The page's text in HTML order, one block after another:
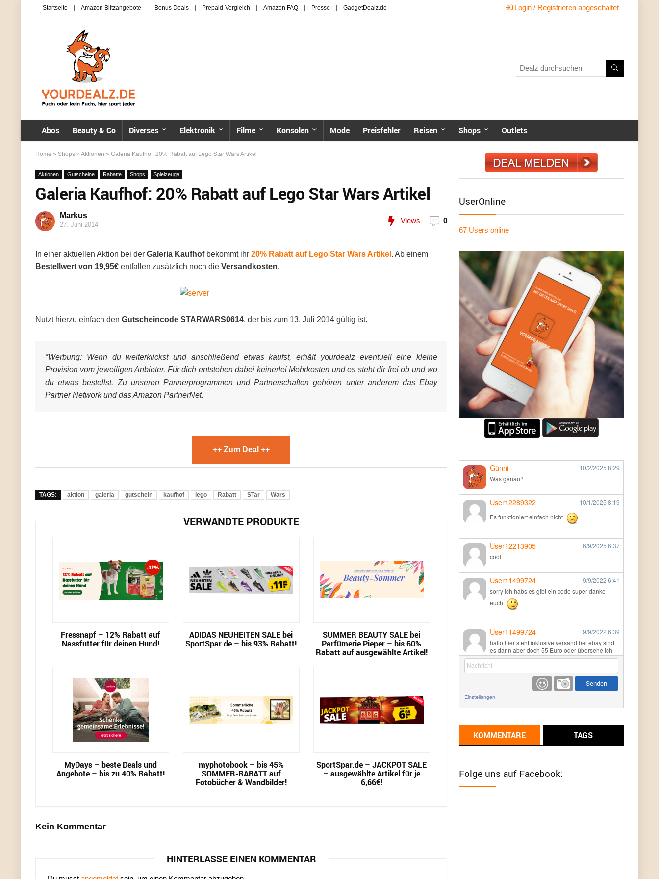
Startseite Amazon Blitzangebote Bonus Deals Prepaid-Vergleich Amazon FAQ Presse GadgetDealz.de Login / Registrieren abgeschaltet
Abos Beauty & Co Diverses Elektronik Filme Konsolen Mode Preisfehler Reisen Shops Outlets
Home » Shops » Aktionen » Galeria Kaufhof: 20% Rabatt auf Lego Star Wars Artikel
Aktionen Gutscheine Rabatte Shops Spielzeuge
Galeria Kaufhof: 20% Rabatt auf Lego Star Wars Artikel
Markus
27. Juni 2014 Views 0
In einer aktuellen Aktion bei der Galeria Kaufhofbekommt ihr 20% Rabatt auf Lego Star Wars Artikel . Ab einem
Bestellwert von 19,95€ entfallen zusätzlich noch die Versandkosten.
Nutzt hierzu einfach den Gutscheincode STARWARS0614, der bis zum 13. Juli 2014 gültig ist.
*Werbung: Wenn du weiterklickst und anschließend etwas kaufst, erhält yourdealz eventuell eine kleine
Provision vom jeweiligen Anbieter. Für dich entstehen dabei keinerlei Mehrkosten und es steht dir frei ob und wo
du etwas bestellst. Zu unseren Partnerprogrammen und Partnerschaften gehören unter anderem das Ebay
Partner Network und das Amazon PartnerNet.
++ Zum Deal ++
TAGS: aktion galeria gutschein kaufhof lego Rabatt STar Wars
VERWANDTE PRODUKTE
Fressnapf – 12% Rabatt auf
Nassfutter für deinen Hund!
ADIDAS NEUHEITEN SALE bei
SportSpar.de – bis 93% Rabatt!
SUMMER BEAUTY SALE bei
Parfümerie Pieper – bis 60%
Rabatt auf ausgewählte Artikel!
MyDays – beste Deals und
Angebote – bis zu 40% Rabatt!
myphotobook – bis 45%
SOMMER-RABATT auf
Fotobücher & Wandbilder!
SportSpar.de – JACKPOT SALE
– ausgewählte Artikel für je
6,66€!
Kein Kommentar
HINTERLASSE EINEN KOMMENTAR
UserOnline
67 Users online
Günni 10/2/2025 8:29
Was genau?
User12289322 10/1/2025 8:19
Es funktioniert einfach nicht
User12213905 6/9/2025 6:37
cool
User11499724 9/9/2022 6:41
sorry ich habs es gibt ein code super danke
euch
User11499724 9/9/2022 6:39
hallo hier steht inklusive versand bei ebay sind
es dann aber doch 55 Euro oder übersehe ich
etwas
9/1/20226:17
Ich glaube du hast den Sinn eines
Schnäppchenblogs noch immer nicht
Günni 9/1/2022
meisten Deals sind Tagespreise!
Einstellungen
KOMMENTARE TAGS
Folge uns auf Facebook: